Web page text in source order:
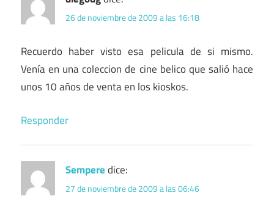
26 de noviembre de 2009 a las 16:18
Recuerdo haber visto esa pelicula de si mismo.
Venía en una coleccion de cine belico que salió hace
unos 10 años de venta en los kioskos.
Responder
Semperedice:
27 de noviembre de 2009 a las 06:46